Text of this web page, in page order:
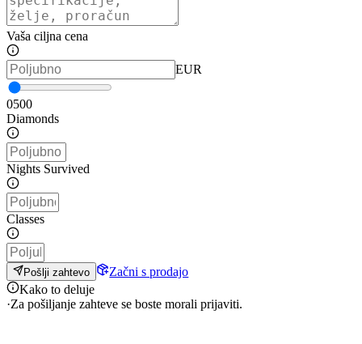
Vaša ciljna cena
EUR
0500
Diamonds
Nights Survived
Classes
Pošlji zahtevo
Začni s prodajo
Kako to deluje
·Za pošiljanje zahteve se boste morali prijaviti.